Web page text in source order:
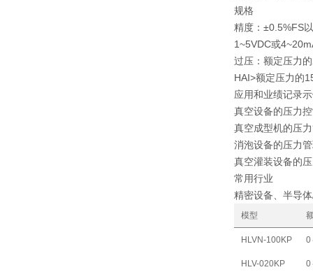
规格
精度：±0.5%FS
1~5VDC或
过压： 额定压力
HAI>额定压力的
应用和业绩记录
真空设备的压力
真空成型机的压
消泡设备的压力
真空灌装设备的
常用行业
精密设备、半导
模型
HLVN-100KP 0
HLV-020KP 0